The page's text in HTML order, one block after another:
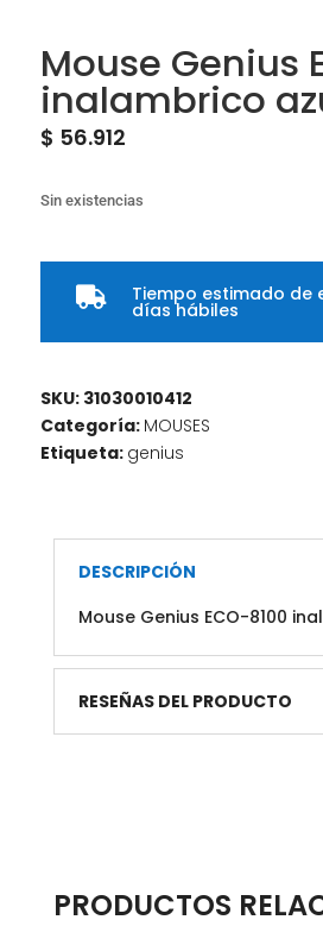
Mouse Genius
inalambrico
$ 56.912
Sin existencias
 Tiempo estimado de
días hábiles
SKU: 31030010412
Categoría: MOUSES
Etiqueta: genius
DESCRIPCIÓN
Mouse Genius ECO-8100
RESEÑAS DEL PRODUCTO
PRODUCTOS